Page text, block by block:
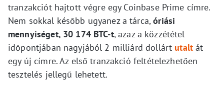
tranzakciót hajtott végre egy Coinbase Prime címre.
Nem sokkal később ugyanez a tárca,óriási
mennyiséget, 30 174 BTC-t, azaz a közzététel
időpontjában nagyjából 2 milliárd dollárt utalt át
egy új címre. Az első tranzakció feltételezhetően
tesztelés jellegű lehetett.